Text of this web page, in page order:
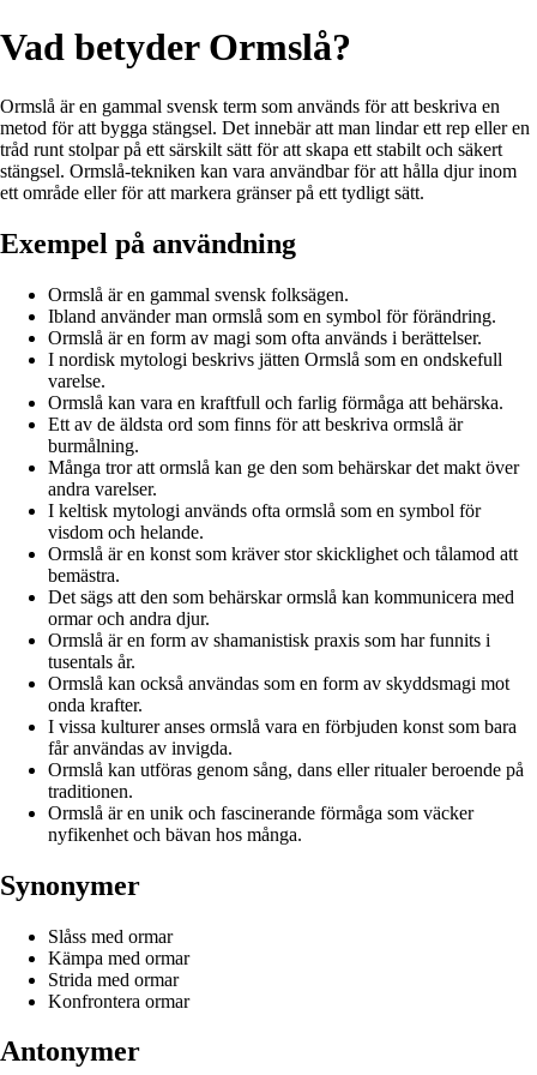
Vad betyder Ormslå?
Ormslå är en gammal svensk term som används för att beskriva en
metod för att bygga stängsel. Det innebär att man lindar ett rep eller en
tråd runt stolpar på ett särskilt sätt för att skapa ett stabilt och säkert
stängsel. Ormslå-tekniken kan vara användbar för att hålla djur inom
ett område eller för att markera gränser på ett tydligt sätt.
Exempel på användning
Ormslå är en gammal svensk folksägen.
Ibland använder man ormslå som en symbol för förändring.
Ormslå är en form av magi som ofta används i berättelser.
I nordisk mytologi beskrivs jätten Ormslå som en ondskefull
varelse.
Ormslå kan vara en kraftfull och farlig förmåga att behärska.
Ett av de äldsta ord som finns för att beskriva ormslå är
burmålning.
Många tror att ormslå kan ge den som behärskar det makt över
andra varelser.
I keltisk mytologi används ofta ormslå som en symbol för
visdom och helande.
Ormslå är en konst som kräver stor skicklighet och tålamod att
bemästra.
Det sägs att den som behärskar ormslå kan kommunicera med
ormar och andra djur.
Ormslå är en form av shamanistisk praxis som har funnits i
tusentals år.
Ormslå kan också användas som en form av skyddsmagi mot
onda krafter.
I vissa kulturer anses ormslå vara en förbjuden konst som bara
får användas av invigda.
Ormslå kan utföras genom sång, dans eller ritualer beroende på
traditionen.
Ormslå är en unik och fascinerande förmåga som väcker
nyfikenhet och bävan hos många.
Synonymer
Slåss med ormar
Kämpa med ormar
Strida med ormar
Konfrontera ormar
Antonymer